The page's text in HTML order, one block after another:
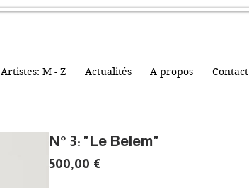
Artistes: M - Z Actualités A propos Contact
N° 3: "Le Belem"
500,00 €